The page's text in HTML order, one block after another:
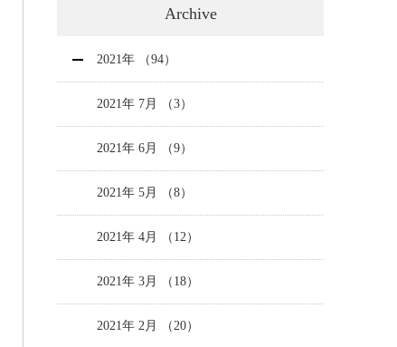
Archive
2021年 （94）
2021年 7月 （3）
2021年 6月 （9）
2021年 5月 （8）
2021年 4月 （12）
2021年 3月 （18）
2021年 2月 （20）